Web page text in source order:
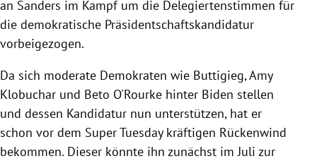
an Sanders im Kampf um die Delegiertenstimmen für
die demokratische Präsidentschaftskandidatur
vorbeigezogen.
Da sich moderate Demokraten wie Buttigieg, Amy
Klobuchar und Beto O'Rourke hinter Biden stellen
und dessen Kandidatur nun unterstützen, hat er
schon vor dem Super Tuesday kräftigen Rückenwind
bekommen. Dieser könnte ihn zunächst im Juli zur